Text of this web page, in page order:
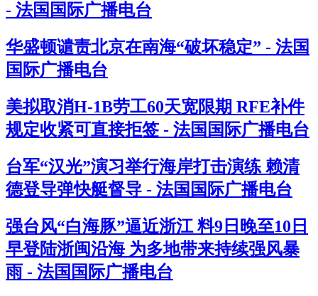
- 法国国际广播电台
华盛顿谴责北京在南海“破坏稳定” - 法国
国际广播电台
美拟取消H-1B劳工60天宽限期 RFE补件
规定收紧可直接拒签 - 法国国际广播电台
台军“汉光”演习举行海岸打击演练 赖清
德登导弹快艇督导 - 法国国际广播电台
强台风“白海豚”逼近浙江 料9日晚至10日
早登陆浙闽沿海 为多地带来持续强风暴
雨 - 法国国际广播电台